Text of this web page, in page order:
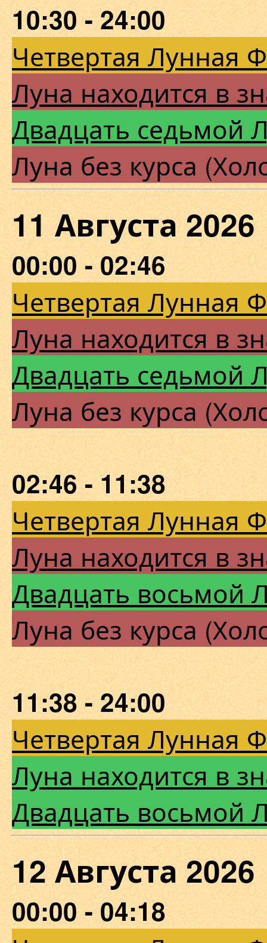
10:30 - 24:00
Четвертая Лунная
Луна находится в
Двадцать седьмой
Луна без курса
11 Августа
00:00 - 02:46
Четвертая Лунная
Луна находится в
Двадцать седьмой
Луна без курса
02:46 - 11:38
Четвертая Лунная
Луна находится в
Двадцать восьмой
Луна без курса
11:38 - 24:00
Четвертая Лунная
Луна находится в
Двадцать восьмой
12 Августа
00:00 - 04:18